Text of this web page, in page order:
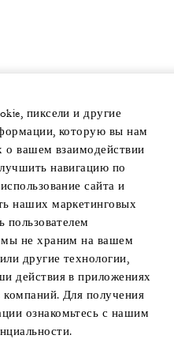
пиксели и другие
которую вы нам
о вашем взаимодействии
навигацию по
сайта и
наших маркетинговых
пользователем
не храним на вашем
другие технологии,
действия в приложениях
компаний. Для получения
ознакомьтесь с нашим